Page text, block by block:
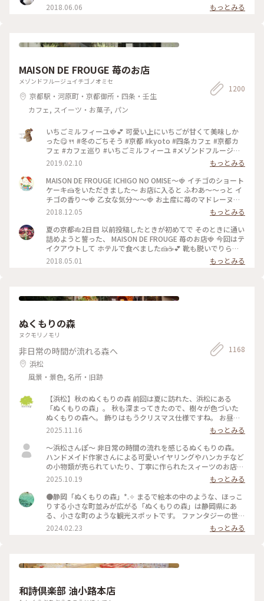
2018.06.06
もっとみる
MAISON DE FROUGE 苺のお店
メゾンドフルージュイチゴノオミセ
京都駅・河原町・京都御所・四条・壬生
カフェ, スイーツ・お菓子, パン
1200
いちごミルフィーユ🍓💕 可愛い上にいちごが甘くて美味しか
った😋🍴 #冬のごちそう #京都 #kyoto #四条カフェ #京都カ
フェ #カフェ巡り #いちごミルフィーユ #メゾンドフルージュ
#苺 #strawberry #ストロベリー #いちご大好き#お茶にしよう
2019.02.10
もっとみる
MAISON DE FROUGE ICHIGO NO OMISE〜🍓 イチゴのショート
ケーキ🍰をいただきました〜 お店に入ると ふわあ〜〜っと イ
チゴの香り〜🍓 乙女な気分〜〜🍓 お土産に苺のマドレーヌを
購入〜楽しみっ❤️ #京都#イチゴのお店#ショートケーキ
2018.12.05
もっとみる
夏の京都🎋2日目 以前投稿したときが初めてで そのときに通い
詰めようと誓った、 MAISON DE FROUGE 苺のお店🍓 今回はテ
イクアウトして ホテルで食べました🍰☕️💕 靴も脱いでりらっ
くす〜〜しながら食べて、 お店でとはまた違った幸せな苺時間
でした🍓 #京都 #カフェ #ケーキ #苺
2018.05.01 もっとみる
ぬくもりの森
ヌクモリノモリ
非日常の時間が流れる森へ
浜松
風景・景色, 名所・旧跡
1168
【浜松】秋のぬくもりの森 前回は夏に訪れた、浜松にある
「ぬくもりの森」。 秋も深まってきたので、樹々が色づいた
ぬくもりの森へ。 飾りはもうクリスマス仕様ですね。 お昼ご
飯の代わりに、「森のスモーキーターキーレッグ」をいただき
ました。 ジューシーで、ちょっとスモーキーで、とても美味
しい。 ちょっと食べにくいけどw これひとつで結構お腹いっ
ぱいになります。 次はもう少し食べやすそうな「骨付きソーセ
ージ」を試してみよう。 デザートにジェラート。 今回は地元
の三日日（みっかび）みかん味をチョイス。 こちらも安心の
ちょうど良い美味しさ。
2025.11.16
もっとみる
〜浜松さんぽ〜 非日常の時間の流れを感じるぬくもりの森。
ハンドメイド作家さんによる可愛いイヤリングやハンカチなど
の小物類が売られていたり、丁寧に作られたスィーツのお店が
数軒並ぶ可愛い森でした。 一番行きたかった森のチーズケー
キやさんにて、森のピクニックセットを注文。 パイやクロワッ
サンなどのパンを1つ コンソメやコーンスープなどから1つ ボ
トルチーズケーキを1つ のセットです。 どれもしっかりした味
で、だけどしつこくはなく大満足です。 浜松市の「シン・ハマ
マツ計画」の1つ浜松市役所に設置されたエヴァンゲリオン初
号機立像を見に行きました。 天竜エリアが「シン・エヴァン
祝10時〜16時 とホームページには記載されています。 #私の
2025.10.19
もっとみる
●静岡「ぬくもりの森」*⁠.⁠✧ まるで絵本の中のような、ほっこ
りする小さな町並みが広がる「ぬくもりの森」は静岡県にあ
る、小さな町のような観光スポットです。 ファンタジーの世界
からそのまま出てきたようなレストランや雑貨屋さん、カフェ
に癒やされるのはもちろん、この町にはいろいろな所に楽しめ
つけたら子供も大人も顔がほころぶような隠し要素があり、私
さい*⁠.⁠✧ なお、周辺の観光地として、車で30分ほどの所にステ
2024.02.23 もっとみる
和詩倶楽部 油小路本店